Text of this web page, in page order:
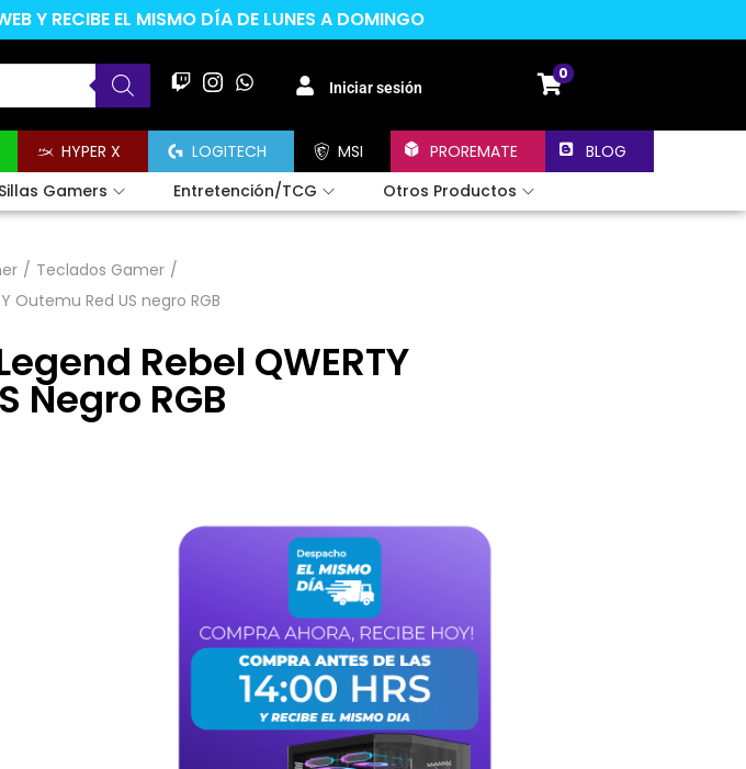
Y RECIBE EL MISMO DÍA DE LUNES A DOMINGO
Iniciar sesión
0
HYPER X LOGITECH MSI PROREMATE
BLOG
Sillas Gamers Entretención/TCG Otros Productos
/ Teclados Gamer /
Outemu Red US negro RGB
Rebel QWERTY
Negro RGB